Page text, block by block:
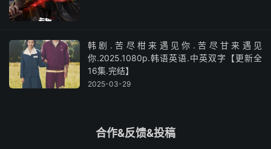
韩剧.苦尽柑来遇见你.苦尽甘来遇见
你.2025.1080p.韩语英语.中英双字【更新全
16集.完结】
2025-03-29
合作&反馈&投稿